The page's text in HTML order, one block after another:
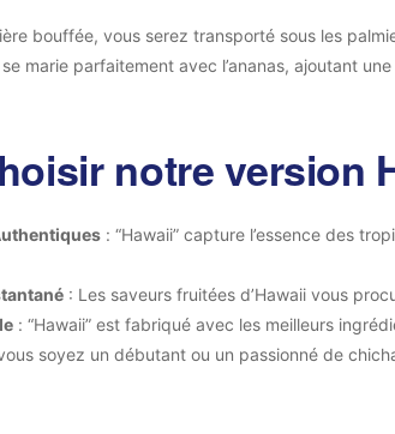
bouffée, vous serez transporté sous les
marie parfaitement avec l’ananas, ajoutant
notre version
: “Hawaii” capture l’essence des
: Les saveurs fruitées d’Hawaii vous
: “Hawaii” est fabriqué avec les meilleurs
soyez un débutant ou un passionné de